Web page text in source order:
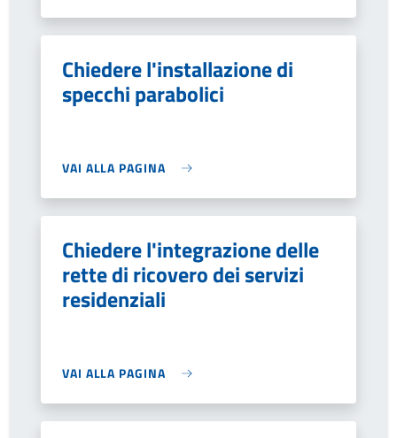
Chiedere l'installazione di
specchi parabolici
VAI ALLA PAGINA
Chiedere l'integrazione delle
rette di ricovero dei servizi
residenziali
VAI ALLA PAGINA